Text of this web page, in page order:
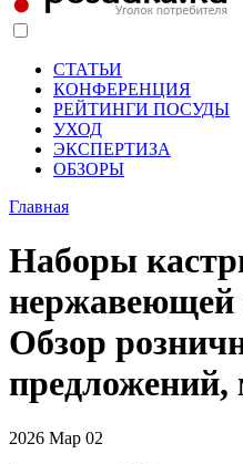
СТАТЬИ
КОНФЕРЕНЦИЯ
РЕЙТИНГИ ПОСУДЫ
УХОД
ЭКСПЕРТИЗА
ОБЗОРЫ
Главная
Наборы
нержавеющей
Обзор
предложений,
2026 Мар 02